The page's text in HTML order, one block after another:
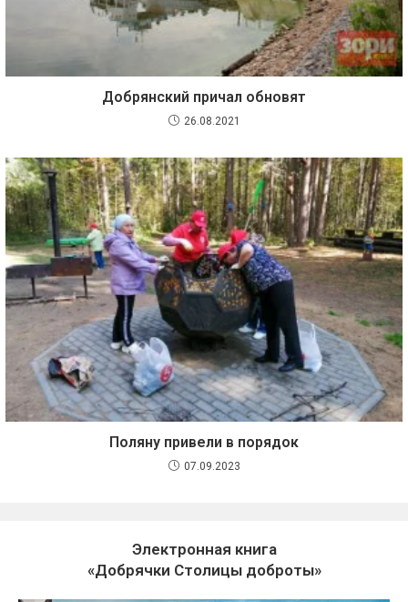
Добрянский причал обновят
26.08.2021
Поляну привели в порядок
07.09.2023
Электронная книга
«Добрячки Столицы доброты»